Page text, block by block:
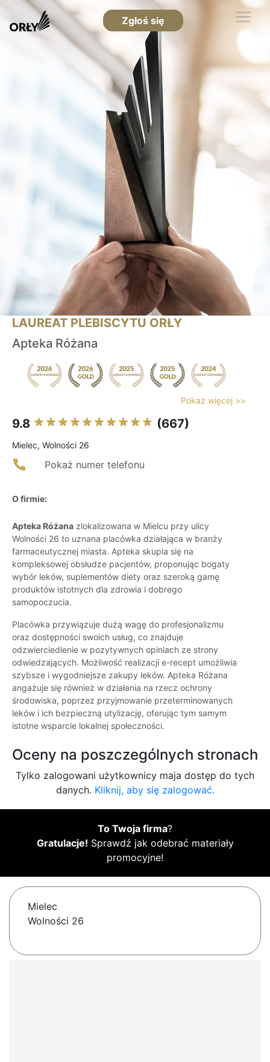
Zgłoś się
LAUREAT PLEBISCYTU ORŁY
Apteka Różana
Pokaż więcej >>
9.8 (667)
Mielec, Wolności 26
Pokaż numer telefonu
O firmie:
Apteka Różana zlokalizowana w Mielcu przy ulicy
Wolności 26 to uznana placówka działająca w branży
farmaceutycznej miasta. Apteka skupia się na
kompleksowej obsłudze pacjentów, proponując bogaty
wybór leków, suplementów diety oraz szeroką gamę
produktów istotnych dla zdrowia i dobrego
samopoczucia.
Placówka przywiązuje dużą wagę do profesjonalizmu
oraz dostępności swoich usług, co znajduje
odzwierciedlenie w pozytywnych opiniach ze strony
odwiedzających. Możliwość realizacji e-recept umożliwia
szybsze i wygodniejsze zakupy leków. Apteka Różana
angażuje się również w działania na rzecz ochrony
środowiska, poprzez przyjmowanie przeterminowanych
leków i ich bezpieczną utylizację, oferując tym samym
istotne wsparcie lokalnej społeczności.
Oceny na poszczególnych stronach
Tylko zalogowani użytkownicy maja dostęp do tych
danych. Kliknij, aby się zalogować.
To Twoja firma?
Gratulacje! Sprawdź jak odebrać materiały
promocyjne!
Mielec
Wolności 26